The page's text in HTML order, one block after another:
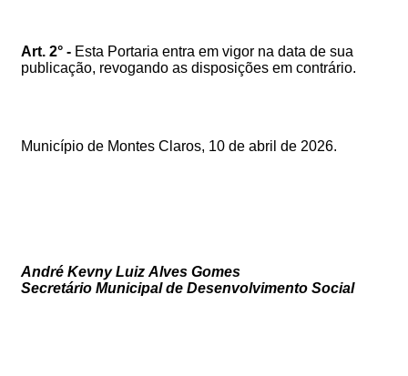
Art. 2° - Esta Portaria entra em vigor na data de sua
publicação, revogando as disposições em contrário.
Município de Montes Claros, 10 de abril de 2026.
André Kevny Luiz Alves Gomes
Secretário Municipal de Desenvolvimento Social